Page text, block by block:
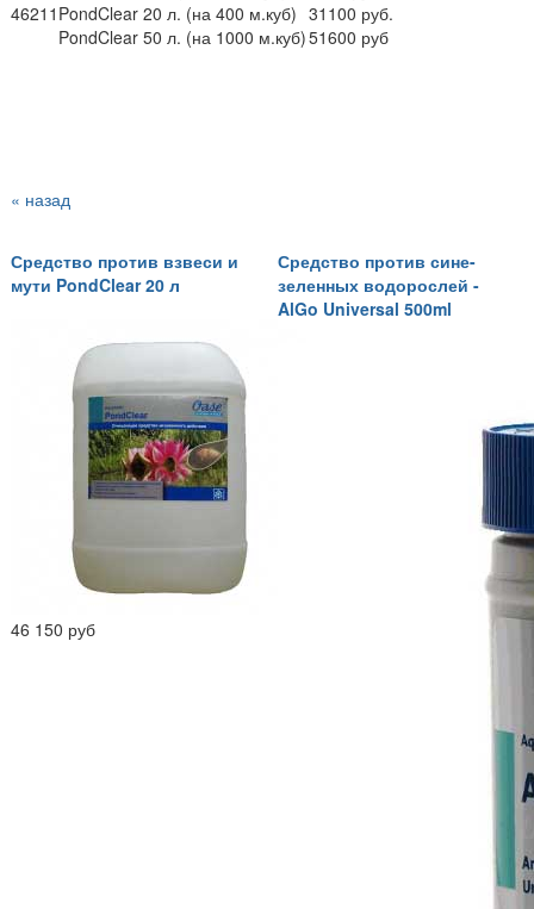
46211 PondClear 20 л. (на 400 м.куб) 31100 руб.
PondClear 50 л. (на 1000 м.куб)51600 руб
« назад
Средство против взвеси и
мути PondClear 20 л
46 150 руб
Средство против сине-
зеленных водорослей -
AlGo Universal 500ml